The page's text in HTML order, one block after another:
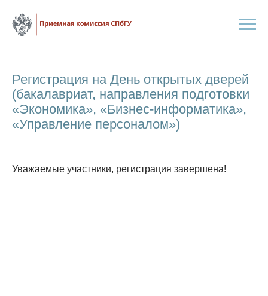
Регистрация на День открытых дверей
(бакалавриат, направления подготовки
«Экономика», «Бизнес-информатика»,
«Управление персоналом»)
Уважаемые участники, регистрация завершена!